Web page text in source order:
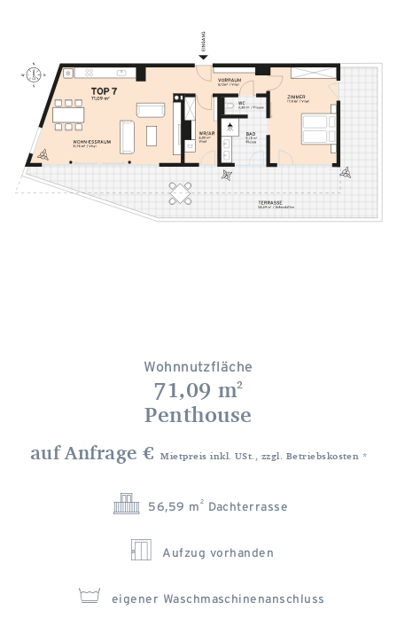
Wohnnutzfläche
71,09 m2
Penthouse
auf Anfrage €Mietpreis inkl. USt., zzgl. Betriebskosten *
56,59 m 2 Dachterrasse
Aufzug vorhanden
eigener Waschmaschinenanschluss